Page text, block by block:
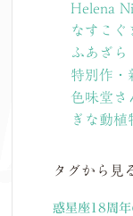
Helena
なすこぐ
ふあざら
特別作・
色味堂さ
ぎな動
タグから見
惑星座18周年